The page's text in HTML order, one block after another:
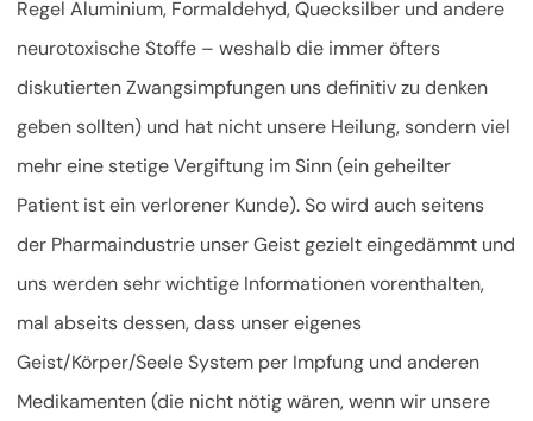
Regel Aluminium, Formaldehyd, Quecksilber und andere
neurotoxische Stoffe – weshalb die immer öfters
diskutierten Zwangsimpfungen uns definitiv zu denken
geben sollten) und hat nicht unsere Heilung, sondern viel
mehr eine stetige Vergiftung im Sinn (ein geheilter
Patient ist ein verlorener Kunde). So wird auch seitens
der Pharmaindustrie unser Geist gezielt eingedämmt und
uns werden sehr wichtige Informationen vorenthalten,
mal abseits dessen, dass unser eigenes
Geist/Körper/Seele System per Impfung und anderen
Medikamenten (die nicht nötig wären, wenn wir unsere